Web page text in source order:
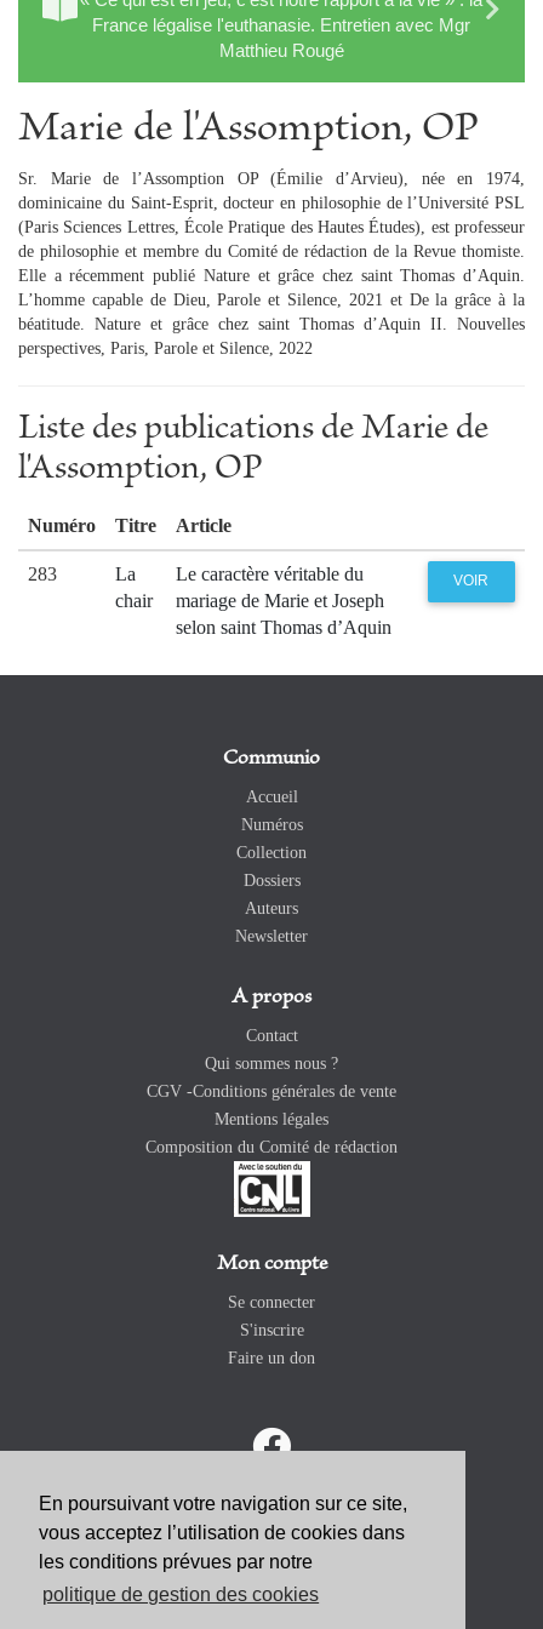
En poursuivant votre navigation sur ce site,
vous acceptez l’utilisation de cookies dans
les conditions prévues par notre
politique de gestion des cookies
France légalise l'euthanasie. Entretien avec Mgr
Matthieu Rougé
Marie de l'Assomption, OP
Sr. Marie de l’Assomption OP (Émilie d’Arvieu), née en 1974,
dominicaine du Saint-Esprit, docteur en philosophie de l’Université PSL
(Paris Sciences Lettres, École Pratique des Hautes Études), est professeur
de philosophie et membre du Comité de rédaction de la Revue thomiste.
Elle a récemment publié Nature et grâce chez saint Thomas d’Aquin.
L’homme capable de Dieu, Parole et Silence, 2021 et De la grâce à la
béatitude. Nature et grâce chez saint Thomas d’Aquin II. Nouvelles
perspectives, Paris, Parole et Silence, 2022
Liste des publications de Marie de
l'Assomption, OP
Numéro Titre Article
283
La
chair
Le caractère véritable du
mariage de Marie et Joseph
selon saint Thomas d’Aquin
VOIR
Communio
Accueil
Numéros
Collection
Dossiers
Auteurs
Newsletter
A propos
Contact
Qui sommes nous ?
CGV -Conditions générales de vente
Mentions légales
Composition du Comité de rédaction
Mon compte
Se connecter
S'inscrire
Faire un don
ABONNEZ-VOUS